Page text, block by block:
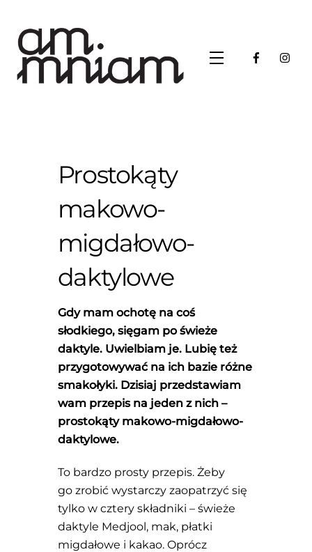
content
Menu
Prostokąty
makowo-
migdałowo-
daktylowe
Gdy mam ochotę na coś
słodkiego, sięgam po świeże
daktyle. Uwielbiam je. Lubię też
przygotowywać na ich bazie różne
smakołyki. Dzisiaj przedstawiam
wam przepis na jeden z nich –
prostokąty makowo-migdałowo-
daktylowe.
To bardzo prosty przepis. Żeby
go zrobić wystarczy zaopatrzyć się
tylko w cztery składniki – świeże
daktyle Medjool, mak, płatki
migdałowe i kakao. Oprócz